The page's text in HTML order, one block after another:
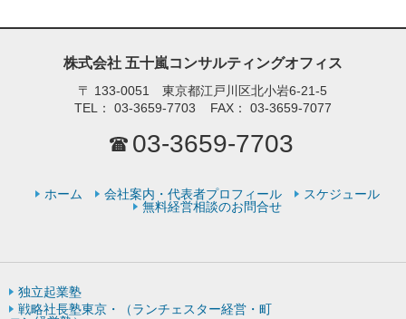
株式会社 五十嵐コンサルティングオフィス
〒 133-0051 東京都江戸川区北小岩6-21-5
TEL：
03-3659-7703 FAX： 03-3659-7077
03-3659-7703
ホーム 会社案内・代表者プロフィール
スケジュール
無料経営相談のお問合せ
独立起業塾
戦略社長塾東京・（ランチェスター経営・町